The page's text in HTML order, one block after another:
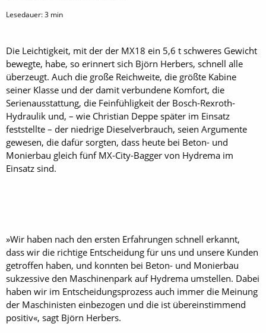
Lesedauer:3 min
Die Leichtigkeit, mit der der MX18 ein 5,6 t schweres Gewicht
bewegte, habe, so erinnert sich Björn Herbers, schnell alle
überzeugt. Auch die große Reichweite, die größte Kabine
seiner Klasse und der damit verbundene Komfort, die
Serienausstattung, die Feinfühligkeit der Bosch-Rexroth-
Hydraulik und, – wie Christian Deppe später im Einsatz
feststellte – der niedrige Dieselverbrauch, seien Argumente
gewesen, die dafür sorgten, dass heute bei Beton- und
Monierbau gleich fünf MX-City-Bagger von Hydrema im
Einsatz sind.
»Wir haben nach den ersten Erfahrungen schnell erkannt,
dass wir die richtige Entscheidung für uns und unsere Kunden
getroffen haben, und konnten bei Beton- und Monierbau
sukzessive den Maschinenpark auf Hydrema umstellen. Dabei
haben wir im Entscheidungsprozess auch immer die Meinung
der Maschinisten einbezogen und die ist übereinstimmend
positiv«, sagt Björn Herbers.